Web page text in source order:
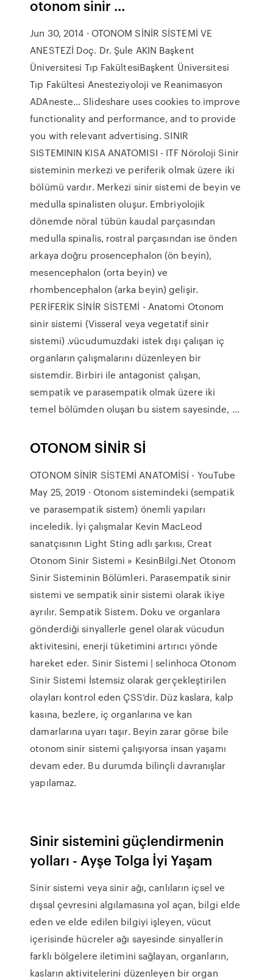
otonom sinir …
Jun 30, 2014 · OTONOM SİNİR SİSTEMİ VE
ANESTEZİ Doç. Dr. Şule AKIN Başkent
Üniversitesi Tıp FakültesiBaşkent Üniversitesi
Tıp Fakültesi Anesteziyoloji ve Reanimasyon
ADAneste… Slideshare uses cookies to improve
functionality and performance, and to provide
you with relevant advertising. SINIR
SISTEMININ KISA ANATOMISI - ITF Nöroloji Sinir
sisteminin merkezi ve periferik olmak üzere iki
bölümü vardır. Merkezi sinir sistemi de beyin ve
medulla spinalisten oluşur. Embriyolojik
dönemde nöral tübün kaudal parçasından
medulla spinalis, rostral parçasından ise önden
arkaya doğru prosencephalon (ön beyin),
mesencephalon (orta beyin) ve
rhombencephalon (arka beyin) gelişir.
PERİFERİK SİNİR SİSTEMİ - Anatomi Otonom
sinir sistemi (Visseral veya vegetatif sinir
sistemi) .vücudumuz­daki istek dışı çalışan iç
organların çalışmalarını düzenleyen bir
sistemdir. Birbiri ile antagonist çalışan,
sempatik ve parasempatik olmak üzere iki
temel bölümden oluşan bu sistem sayesinde, …
OTONOM SİNİR Sİ
OTONOM SİNİR SİSTEMİ ANATOMİSİ - YouTube
May 25, 2019 · Otonom sistemindeki (sempatik
ve parasempatik sistem) önemli yapıları
inceledik. İyi çalışmalar Kevin MacLeod
sanatçısının Light Sting adlı şarkısı, Creat
Otonom Sinir Sistemi » KesinBilgi.Net Otonom
Sinir Sisteminin Bölümleri. Parasempatik sinir
sistemi ve sempatik sinir sistemi olarak ikiye
ayrılır. Sempatik Sistem. Doku ve organlara
gönderdiği sinyallerle genel olarak vücudun
aktivitesini, enerji tüketimini artırıcı yönde
hareket eder. Sinir Sistemi | selinhoca Otonom
Sinir Sistemi İstemsiz olarak gerçekleştirilen
olayları kontrol eden ÇSS’dir. Düz kaslara, kalp
kasına, bezlere, iç organlarına ve kan
damarlarına uyarı taşır. Beyin zarar görse bile
otonom sinir sistemi çalışıyorsa insan yaşamı
devam eder. Bu durumda bilinçli davranışlar
yapılamaz.
Sinir sistemini güçlendirmenin
yolları - Ayşe Tolga İyi Yaşam
Sinir sistemi veya sinir ağı, canlıların içsel ve
dışsal çevresini algılamasına yol açan, bilgi elde
eden ve elde edilen bilgiyi işleyen, vücut
içerisinde hücreler ağı sayesinde sinyallerin
farklı bölgelere iletimini sağlayan, organların,
kasların aktivitelerini düzenleyen bir organ